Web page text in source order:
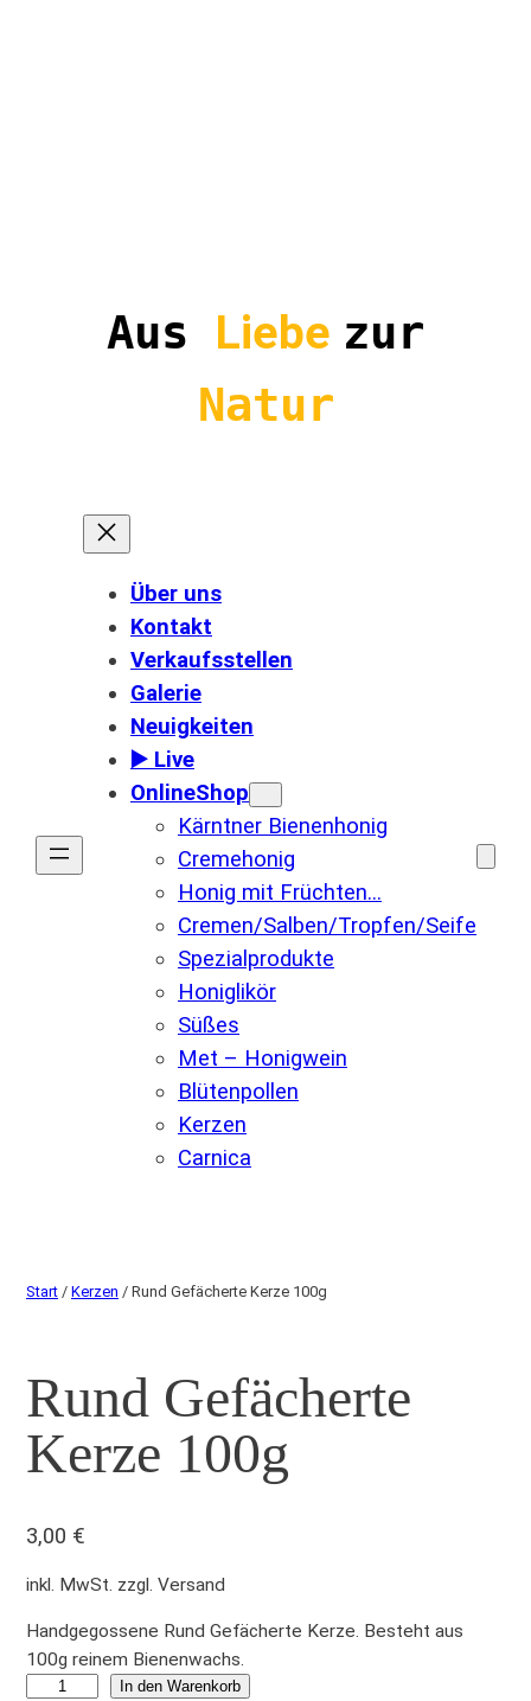
Aus Liebe zur
Natur
Über uns
Kontakt
Verkaufsstellen
Galerie
Neuigkeiten
▶️ Live
OnlineShop
Kärntner Bienenhonig
Cremehonig
Honig mit Früchten…
Cremen/Salben/Tropfen/Seife
Spezialprodukte
Honiglikör
Süßes
Met – Honigwein
Blütenpollen
Kerzen
Carnica
Start / Kerzen / Rund Gefächerte Kerze 100g
Rund Gefächerte
Kerze 100g
3,00 €
inkl. MwSt. zzgl. Versand
Handgegossene Rund Gefächerte Kerze. Besteht aus
100g reinem Bienenwachs.
In den Warenkorb